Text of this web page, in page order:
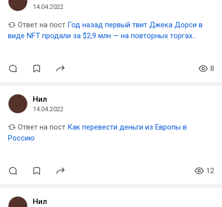
14.04.2022
Ответ на пост Год назад первый твит Джека Дорси в
виде NFT продали за $2,9 млн — на повторных торгах
8
Нил
14.04.2022
Ответ на пост Как перевести деньги из Европы в
Россию
12
Нил